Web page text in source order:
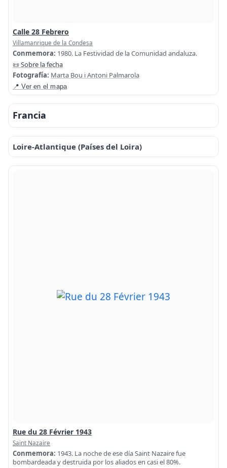
Calle 28 Febrero
Villamanrique de la Condesa
Conmemora: 1980. La Festividad de la Comunidad andaluza.
📜 Sobre la fecha
Fotografía: Marta Bou i Antoni Palmarola
📍 Ver en el mapa
Francia
Loire-Atlantique (Países del Loira)
Rue du 28 Février 1943
Saint Nazaire
Conmemora: 1943. La noche de ese día Saint Nazaire fue
bombardeada y destruida por los aliados en casi el 80%.